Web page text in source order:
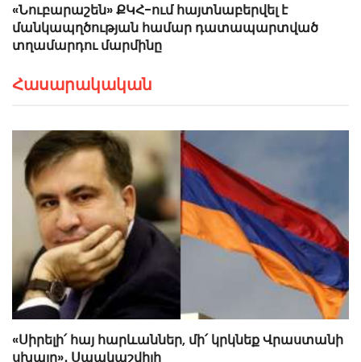
«Նուբարաշեն» ՔԿՀ-ում հայտնաբերվել է
մանկապղծության համար դատապարտված
տղամարդու մարմինը
Հասարակական
«Սիրելի՛ հայ հարևաններ, մի՛ կրկնեք Վրաստանի
սխալը»․ Սաակաշվիլի